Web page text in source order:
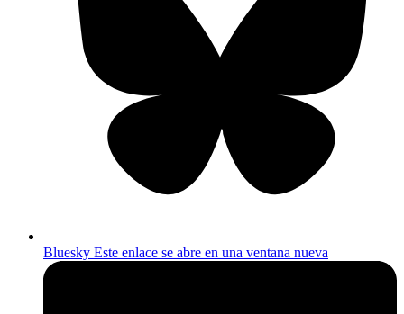
Bluesky Este enlace se abre en una ventana nueva